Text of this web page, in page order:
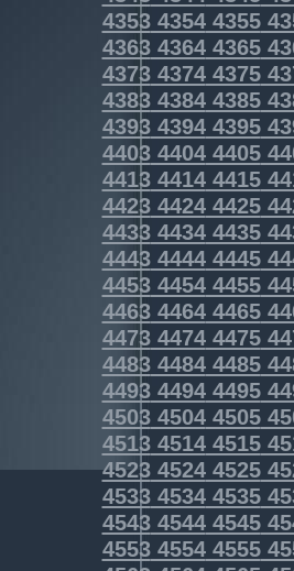
435343544355
436343644365
437343744375
438343844385
439343944395
440344044405
441344144415
442344244425
443344344435
444344444445
445344544455
446344644465
447344744475
448344844485
449344944495
450345044505
451345144515
452345244525
453345344535
454345444545
455345544555